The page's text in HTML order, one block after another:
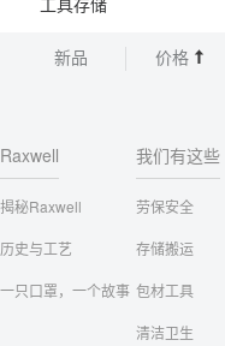
工具存储
新品 价格
Raxwell
揭秘Raxwell
历史与工艺
一只口罩，一个故事
我们有这些
劳保安全
存储搬运
包材工具
清洁卫生